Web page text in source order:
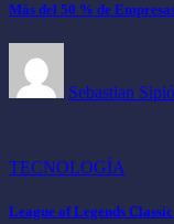
Más del 50 % de
Sebastian
TECNOLOGÍA
League of Legends